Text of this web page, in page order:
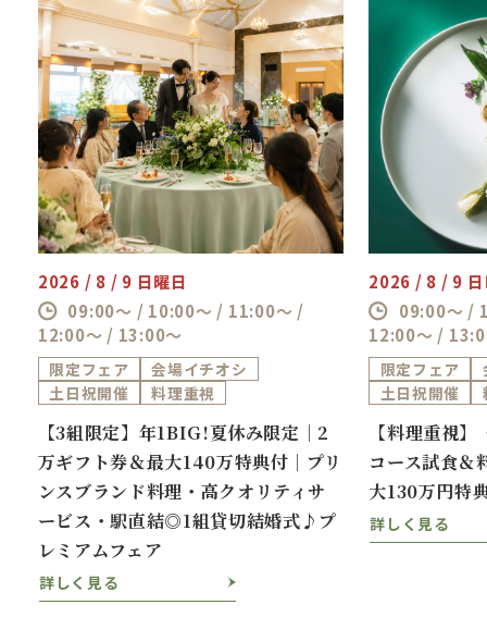
2026 / 8 / 9 日曜日
09:00～ / 10:00～ / 11:00～ /
12:00～ / 13:00～
限定フェア
会場イチオシ
土日祝開催
料理重視
【3組限定】年1BIG!夏休み限定｜2
万ギフト券＆最大140万特典付｜プリ
ンスブランド料理・高クオリティサ
ービス・駅直結◎1組貸切結婚式♪プ
レミアムフェア
詳しく見る
2026 / 8 / 9
09:00～ /
12:00～ /
限定フェア
土日祝開催
【料理重視
コース試食＆
大130万円特
詳しく見る